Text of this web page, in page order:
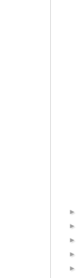
►
►
►
►
►